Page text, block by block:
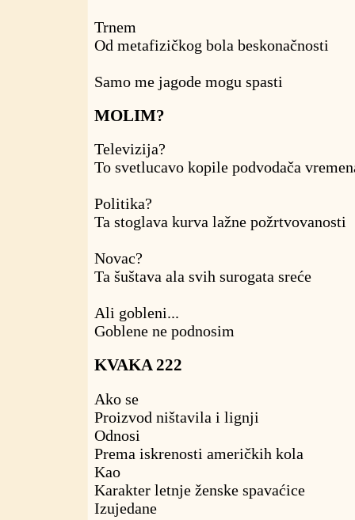
Trnem
Od metafizičkog bola beskonačnosti
Samo me jagode mogu spasti
MOLIM?
Televizija?
To svetlucavo kopile podvodača
Politika?
Ta stoglava kurva lažne požrtvovanosti
Novac?
Ta šuštava ala svih surogata sreće
Ali gobleni...
Goblene ne podnosim
KVAKA 222
Ako se
Proizvod ništavila i lignji
Odnosi
Prema iskrenosti američkih kola
Kao
Karakter letnje ženske spavaćice
Izujedane